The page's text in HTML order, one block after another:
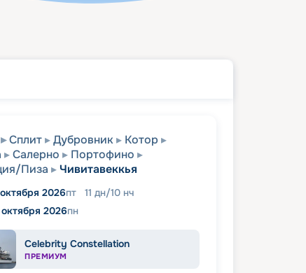
Сплит Дубровник
Котор
Салерно
Портофино
Пиза
Чивитавеккья
2026пт 11 дн/10 нч
октября 2026пн
Celebrity Constellation
ПРЕМИУМ